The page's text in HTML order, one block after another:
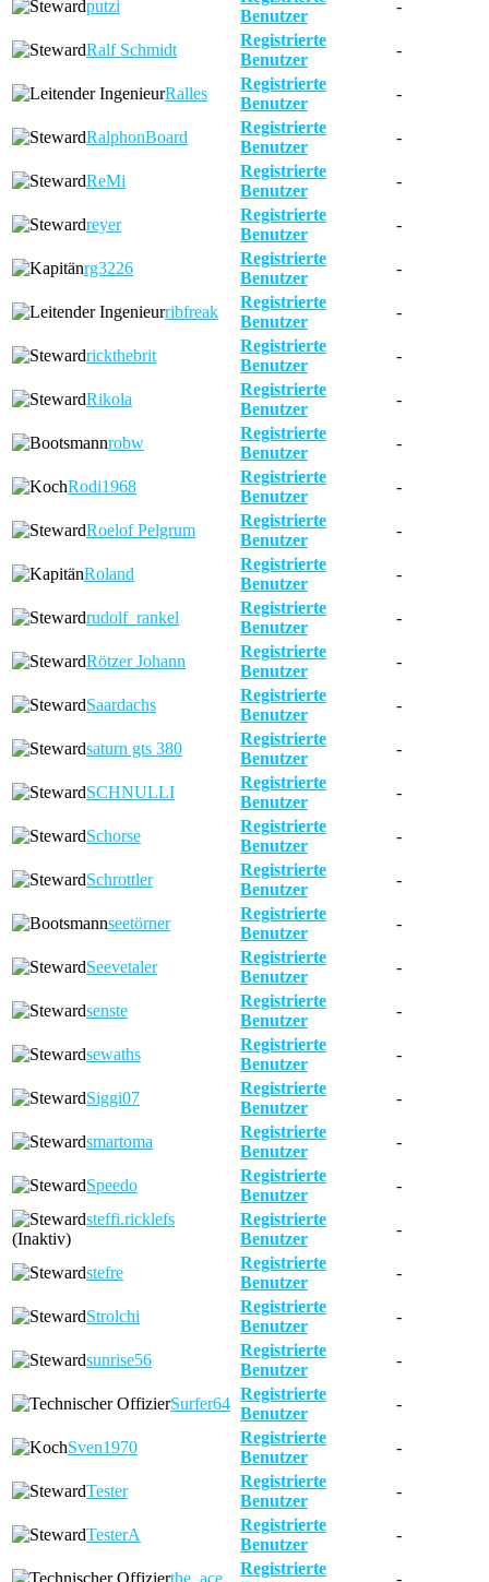
putzi
Benutzer
-
Ralf Schmidt
Registrierte
Benutzer
-
Ralles
Registrierte
Benutzer
-
RalphonBoard
Registrierte
Benutzer
-
ReMi
Registrierte
Benutzer
-
reyer
Registrierte
Benutzer
-
rg3226
Registrierte
Benutzer
-
ribfreak
Registrierte
Benutzer
-
rickthebrit
Registrierte
Benutzer
-
Rikola
Registrierte
Benutzer
-
robw
Registrierte
Benutzer
-
Rodi1968
Registrierte
Benutzer
-
Roelof Pelgrum
Registrierte
Benutzer
-
Roland
Registrierte
Benutzer
-
rudolf_rankel
Registrierte
Benutzer
-
Rötzer Johann
Registrierte
Benutzer
-
Saardachs
Registrierte
Benutzer
-
saturn gts 380
Registrierte
Benutzer
-
SCHNULLI
Registrierte
Benutzer
-
Schorse
Registrierte
Benutzer
-
Schrottler
Registrierte
Benutzer
-
seetörner
Registrierte
Benutzer
-
Seevetaler
Registrierte
Benutzer
-
senste
Registrierte
Benutzer
-
sewaths
Registrierte
Benutzer
-
Siggi07
Registrierte
Benutzer
-
smartoma
Registrierte
Benutzer
-
Speedo
Registrierte
Benutzer
-
steffi.ricklefs
(Inaktiv)
Registrierte
Benutzer
-
stefre
Registrierte
Benutzer
-
Strolchi
Registrierte
Benutzer
-
sunrise56
Registrierte
Benutzer
-
Surfer64
Registrierte
Benutzer
-
Sven1970
Registrierte
Benutzer
-
Tester
Registrierte
Benutzer
-
TesterA
Registrierte
Benutzer
-
the_ace
Registrierte
-